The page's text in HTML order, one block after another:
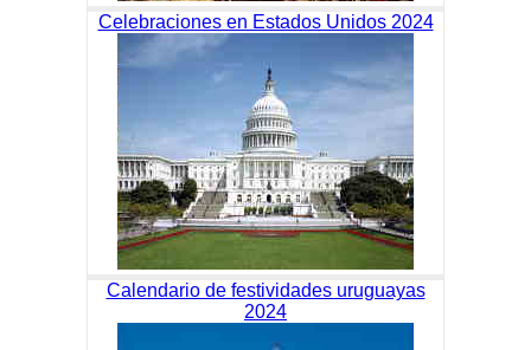
Celebraciones en Estados Unidos 2024
Calendario de festividades uruguayas
2024